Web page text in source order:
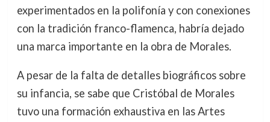
experimentados en la polifonía y con conexiones
con la tradición franco-flamenca, habría dejado
una marca importante en la obra de Morales.
A pesar de la falta de detalles biográficos sobre
su infancia, se sabe que Cristóbal de Morales
tuvo una formación exhaustiva en las Artes